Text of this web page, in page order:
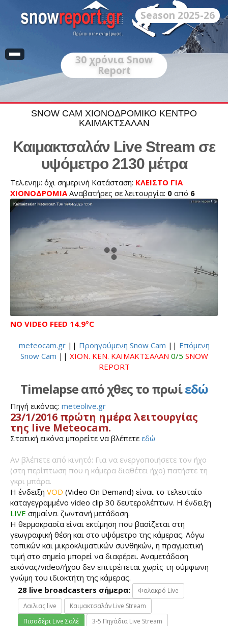
Season 2025-26
30 χρόνια Snow
Report
SNOW CAM ΧΙΟΝΟΔΡΟΜΙΚΟ ΚΕΝΤΡΟ
ΚΑΙΜΑΚΤΣΑΛΑΝ
Καιμακτσαλάν Live Stream σε
υψόμετρο 2130 μέτρα
Τελ.ενημ: όχι σημερινή Κατάσταση: ΚΛΕΙΣΤΟ ΓΙΑ
ΧΙΟΝΟΔΡΟΜΙΑ Αναβατήρες σε λειτουργία: 0 από 6
NO VIDEO FEED 14.9°C
meteocam.gr|| Προηγούμενη Snow Cam || Επόμενη
Snow Cam || ΧΙΟΝ. ΚΕΝ. ΚΑΙΜΑΚΤΣΑΛΑΝ 0/5 SNOW
REPORT
Timelapse από χθες το πρωίεδώ
Πηγή εικόνας: meteolive.gr
23/1/2016 πρώτη ημέρα λειτουργίας
της live Meteocam.
Στατική εικόνα μπορείτε να βλέπετε εδώ
Αν βλέπετε από κινητό: Για να ενεργοποιήσετε τον ήχο
(στη περίπτωση που η κάμερα διαθέτει ήχο) πατήστε τη
γκρι μπάρα.
Η ένδειξη VOD (Video On Demand) είναι το τελευταίο
καταγεγραμμένο video clip 30 δευτερολέπτων. Η ένδειξη
LIVE σημαίνει ζωντανή μετάδοση.
Η θερμοκρασία είναι εκτίμηση που βασίζεται στη
γεωγραφική θέση και στο υψόμετρο της κάμερας. Λόγω
τοπικών και μικροκλιματικών συνθηκών, η πραγματική
τιμή στο σημείο μπορεί να διαφέρει. Αναμετάδοση
εικόνας/video/ήχου δεν επιτρέπεται χωρίς τη σύμφωνη
γνώμη του ιδιοκτήτη της κάμερας.
28 live broadcasters σήμερα:
Φαλακρό Live
Λαιλιας live
Καιμακτσαλάν Live Stream
Πισοδέρι Live Σαλέ
3-5 Πηγάδια Live Stream